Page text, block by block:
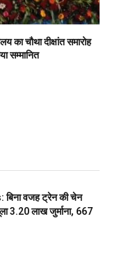
का चौथा दीक्षांत समारोह
सम्मानित
वजह ट्रेन की चेन
3.20 लाख जुर्माना, 667